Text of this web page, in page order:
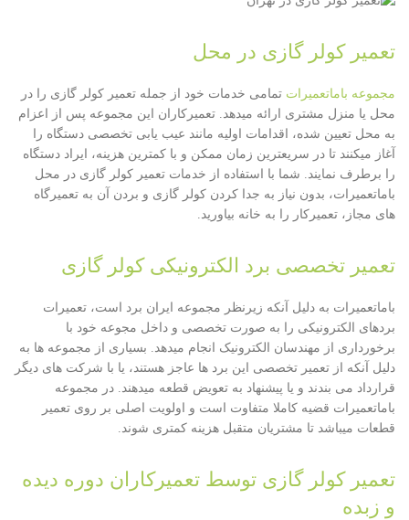
تعمیر کولر گازی در محل
مجموعه باماتعمیرات تمامی خدمات خود از جمله تعمیر کولر گازی را در
محل یا منزل مشتری ارائه میدهد. تعمیرکاران این مجموعه پس از اعزام
به محل تعیین شده، اقدامات اولیه مانند عیب یابی تخصصی دستگاه را
آغاز میکنند تا در سریعترین زمان ممکن و با کمترین هزینه، ایراد دستگاه
را برطرف نمایند. شما با استفاده از خدمات تعمیر کولر گازی در محل
باماتعمیرات، بدون نیاز به جدا کردن کولر گازی و بردن آن به تعمیرگاه
های مجاز، تعمیرکار را به خانه بیاورید.
تعمیر تخصصی برد الکترونیکی کولر گازی
باماتعمیرات به دلیل آنکه زیرنظر مجموعه ایران برد است، تعمیرات
بردهای الکترونیکی را به صورت تخصصی و داخل مجوعه خود با
برخورداری از مهندسان الکترونیک انجام میدهد. بسیاری از مجموعه ها به
دلیل آنکه از تعمیر تخصصی این برد ها عاجز هستند، یا با شرکت های دیگر
قرارداد می بندند و یا پیشنهاد به تعویض قطعه میدهند. در مجموعه
باماتعمیرات قضیه کاملا متفاوت است و اولویت اصلی بر روی تعمیر
قطعات میباشد تا مشتریان متقبل هزینه کمتری شوند.
تعمیر کولر گازی توسط تعمیرکاران دوره دیده
و زبده